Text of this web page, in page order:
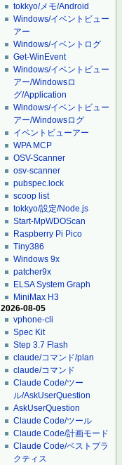
tokkyo/メモ/Android
Windows/イベントビュー
アー
Windows/イベントログ
Get-WinEvent
Windows/イベントビュー
アー/Windowsロ
グ/Application
Windows/イベントビュー
アー/Windowsログ
イベントビューアー
WPA MCP
OSV-Scanner
osv-scanner
pubspec.lock
scoop list
tokkyo/設定/Node.js
Start-MpWDOScan
Raspberry Pi Pico
Tiny386
Windows 9x
patcher9x
ELSA System Graph
MiniMax H3
2026-08-05
vphone-cli
Spec Kit
Step 3.7 Flash
claude/コマンド/plan
claude/コマンド
Claude Code/ツー
ル/AskUserQuestion
AskUserQuestion
Claude Code/ツール
Claude Code/計画モード
Claude Code/ベストプラ
クティス